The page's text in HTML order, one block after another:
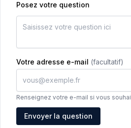
Posez votre question
Votre adresse e-mail (facultatif)
Renseignez votre e-mail si vous
Adresse e-mail
Envoyer la question